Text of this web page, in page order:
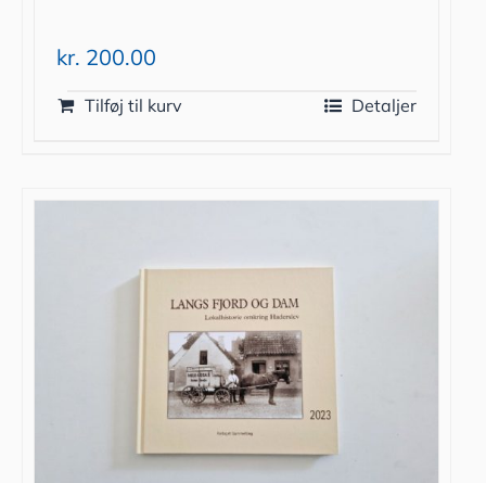
kr. 200.00
Tilføj til kurv Detaljer